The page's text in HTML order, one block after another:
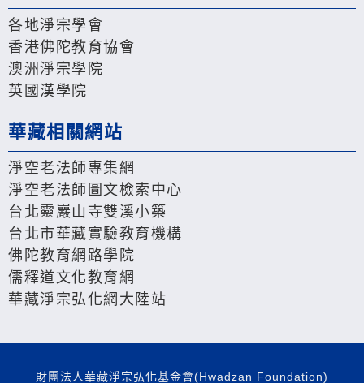
各地淨宗學會
香港佛陀教育協會
澳洲淨宗學院
英國漢學院
華藏相關網站
淨空老法師專集網
淨空老法師圖文檢索中心
台北靈巖山寺雙溪小築
台北市華藏實驗教育機構
佛陀教育網路學院
儒釋道文化教育網
華藏淨宗弘化網大陸站
財團法人華藏淨宗弘化基金會(Hwadzan Foundation)